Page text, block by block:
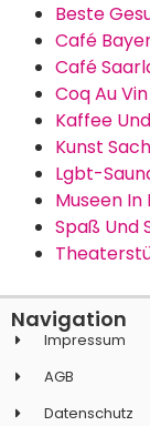
Beste
Café
Café
Coq Au
Kaffee
Kunst
Lgbt-
Museen
Spaß Und
Navigation
Impressum
AGB
Datenschutz